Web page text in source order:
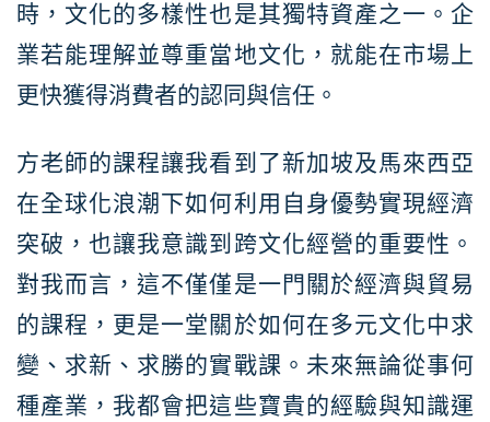
時，文化的多樣性也是其獨特資產之一。企
業若能理解並尊重當地文化，就能在市場上
更快獲得消費者的認同與信任。
方老師的課程讓我看到了新加坡及馬來西亞
在全球化浪潮下如何利用自身優勢實現經濟
突破，也讓我意識到跨文化經營的重要性。
對我而言，這不僅僅是一門關於經濟與貿易
的課程，更是一堂關於如何在多元文化中求
變、求新、求勝的實戰課。未來無論從事何
種產業，我都會把這些寶貴的經驗與知識運